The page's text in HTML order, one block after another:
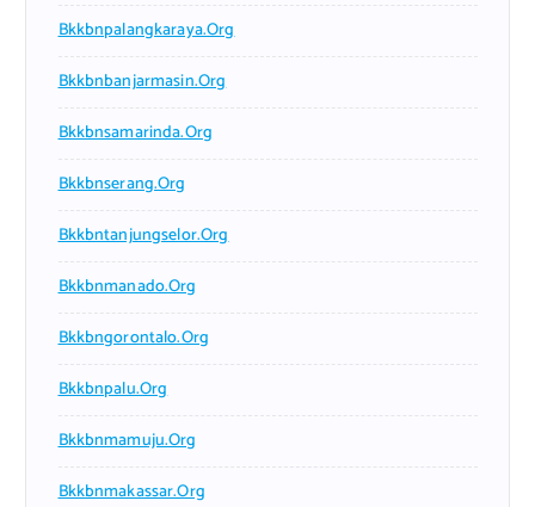
Bkkbnpalangkaraya.org
Bkkbnbanjarmasin.org
Bkkbnsamarinda.org
Bkkbnserang.org
Bkkbntanjungselor.org
Bkkbnmanado.org
Bkkbngorontalo.org
Bkkbnpalu.org
Bkkbnmamuju.org
Bkkbnmakassar.org